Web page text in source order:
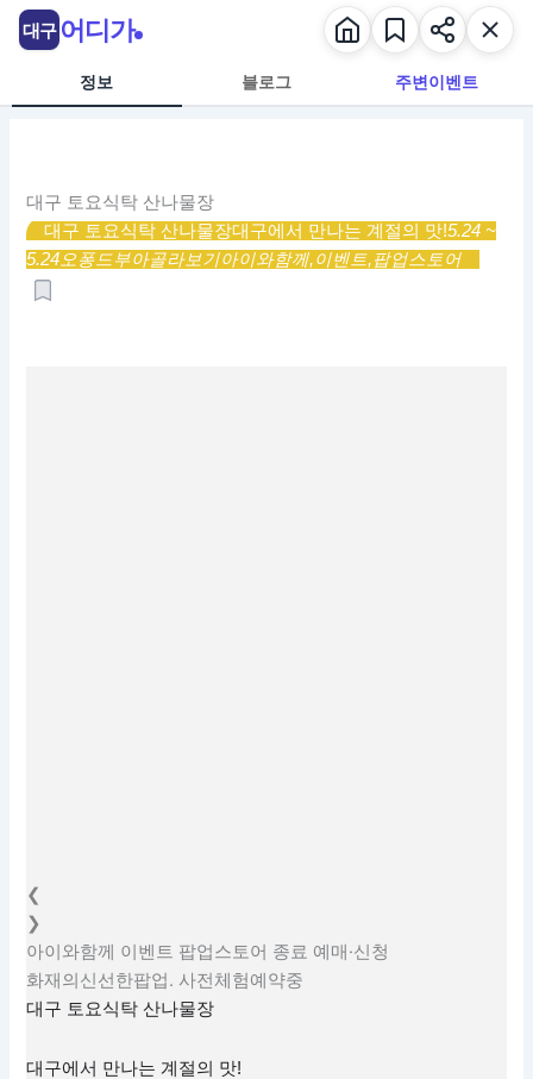
정보 블로그 주변이벤트
대구 토요식탁 산나물장
대구 토요식탁 산나물장대구에서 만나는 계절의 맛!5.24 ~
5.24 오퐁드부아골라보기아이와함께,이벤트,팝업스토어
❮
❯
아이와함께 이벤트 팝업스토어 종료 예매·신청
화재의신선한팝업. 사전체험예약중
대구 토요식탁 산나물장
대구에서 만나는 계절의 맛!
대구 어디가